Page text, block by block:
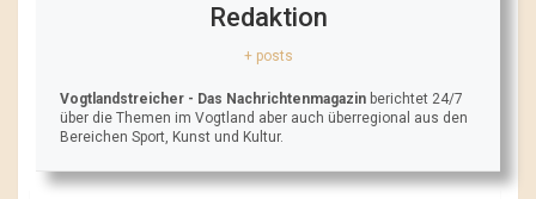
Redaktion
+ posts
Vogtlandstreicher - Das Nachrichtenmagazin berichtet 24/7
über die Themen im Vogtland aber auch überregional aus den
Bereichen Sport, Kunst und Kultur.